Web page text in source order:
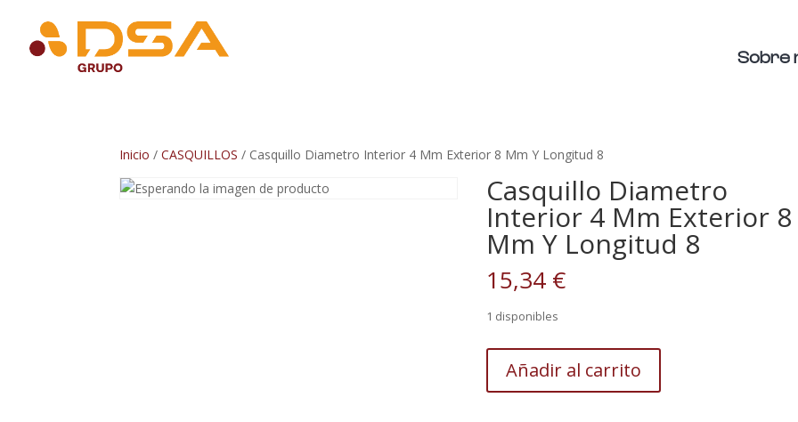
Sobre
Inicio /CASQUILLOS / Casquillo Diametro Interior 4 Mm Exterior 8 Mm Y Longitud 8
Casquillo Diametro
Interior 4 Mm Exterior 8
Mm Y Longitud 8
15,34 €
1 disponibles
Diametro
Interior
Añadir al carrito